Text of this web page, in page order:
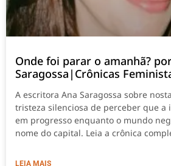
Onde foi parar o amanhã?
Saragossa|Crônicas
A escritora Ana Saragossa sobre
tristeza silenciosa de perceber que a
em progresso enquanto o mundo
nome do capital. Leia a crônica
LEIA MAIS